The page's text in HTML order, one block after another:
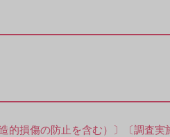
損傷の防止を含む）〕〔調査実